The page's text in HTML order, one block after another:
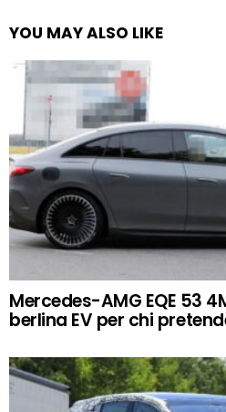
YOU MAY ALSO LIKE
Mercedes-AMG EQE 53
berlina EV per chi